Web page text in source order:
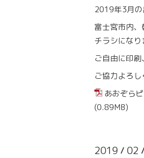
2019年3月の
富士宮市内
チラシになり
ご自由に印刷
ご協力よろし
あおぞら
(0.89MB)
2019 / 02